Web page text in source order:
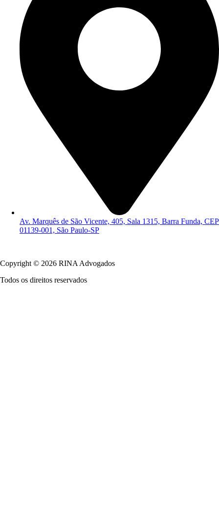
Av. Marquês de São Vicente, 405, Sala 1315, Barra Funda, CEP
01139-001, São Paulo-SP
Copyright © 2026 RINA Advogados
Todos os direitos reservados